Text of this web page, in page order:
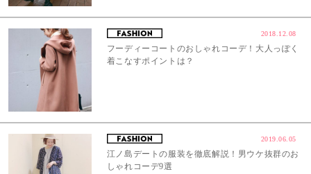
2018.12.08
フーディーコートのおしゃれコーデ！大人っぽく
着こなすポイントは？
2019.06.05
江ノ島デートの服装を徹底解説！男ウケ抜群のお
しゃれコーデ9選